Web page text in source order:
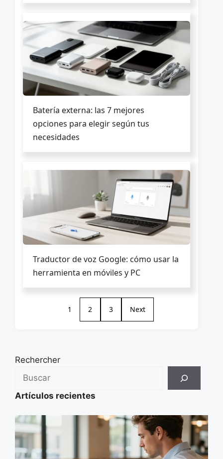
Batería externa: las 7 mejores
opciones para elegir según tus
necesidades
Traductor de voz Google: cómo usar la
herramienta en móviles y PC
1 2 3 Next
Rechercher
Artículos recientes